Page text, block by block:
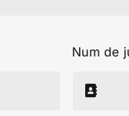
Num de